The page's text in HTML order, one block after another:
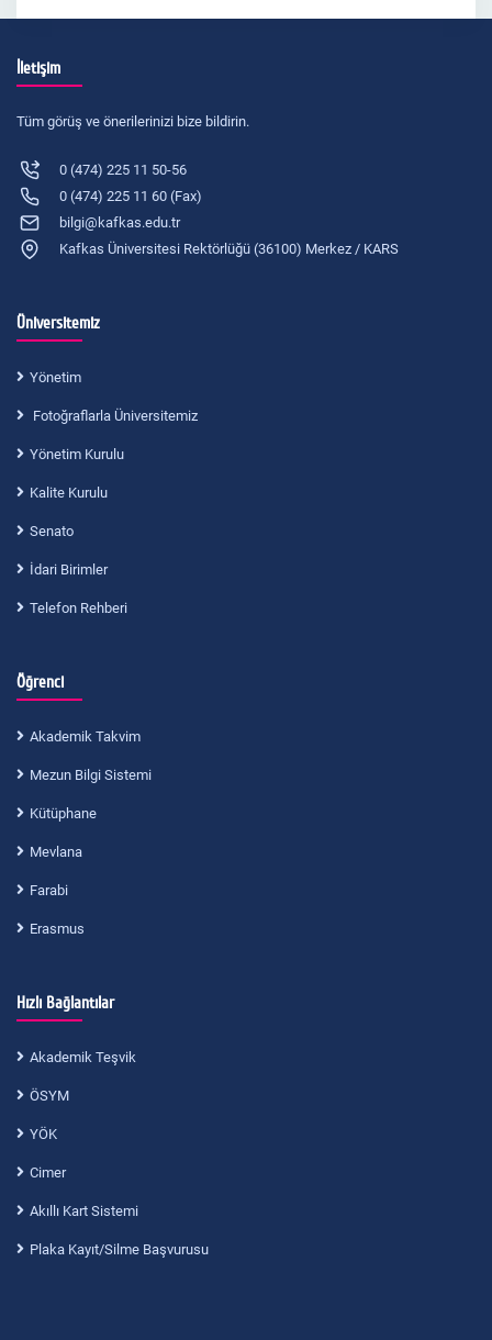
İletişim
Tüm görüş ve önerilerinizi bize bildirin.
0 (474) 225 11 50-56
0 (474) 225 11 60 (Fax)
bilgi@kafkas.edu.tr
Kafkas Üniversitesi Rektörlüğü (36100) Merkez / KARS
Üniversitemiz
Yönetim
Fotoğraflarla Üniversitemiz
Yönetim Kurulu
Kalite Kurulu
Senato
İdari Birimler
Telefon Rehberi
Öğrenci
Akademik Takvim
Mezun Bilgi Sistemi
Kütüphane
Mevlana
Farabi
Erasmus
Hızlı Bağlantılar
Akademik Teşvik
ÖSYM
YÖK
Cimer
Akıllı Kart Sistemi
Plaka Kayıt/Silme Başvurusu